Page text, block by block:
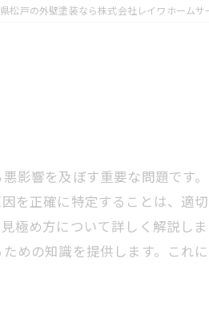
松戸の外壁塗装なら株式会社レイワホームサ
影響を及ぼす重要な問題です
を正確に特定することは、適
極め方について詳しく解説し
めの知識を提供します。これ